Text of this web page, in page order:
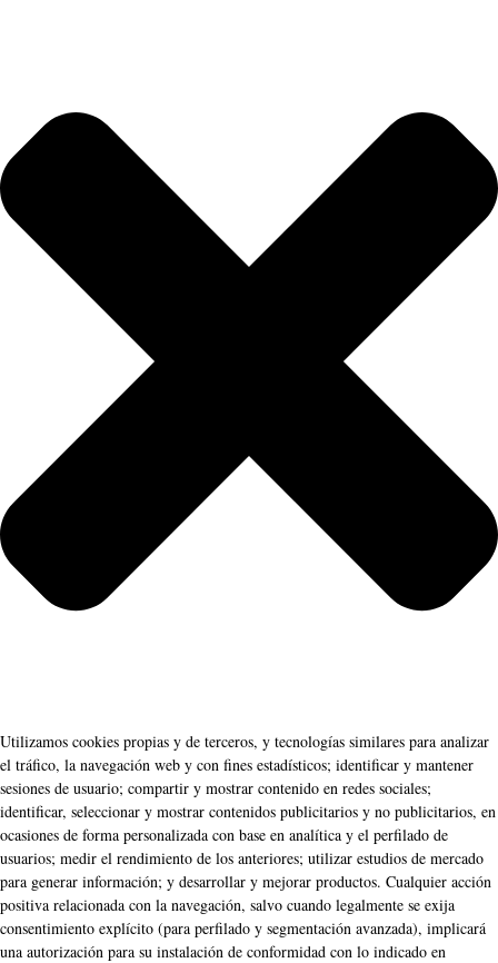
Utilizamos cookies propias y de terceros, y tecnologías similares para analizar
el tráfico, la navegación web y con fines estadísticos; identificar y mantener
sesiones de usuario; compartir y mostrar contenido en redes sociales;
identificar, seleccionar y mostrar contenidos publicitarios y no publicitarios, en
ocasiones de forma personalizada con base en analítica y el perfilado de
usuarios; medir el rendimiento de los anteriores; utilizar estudios de mercado
para generar información; y desarrollar y mejorar productos. Cualquier acción
positiva relacionada con la navegación, salvo cuando legalmente se exija
consentimiento explícito (para perfilado y segmentación avanzada), implicará
una autorización para su instalación de conformidad con lo indicado en